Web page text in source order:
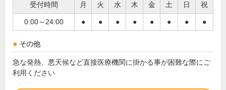
受付時間 月 火 水 木 金 土 日 祝
0:00～24:00 ● ● ● ● ● ● ● ●
その他
急な発熱、悪天候など直接医療機関に掛かる事が困難な際にご
利用ください